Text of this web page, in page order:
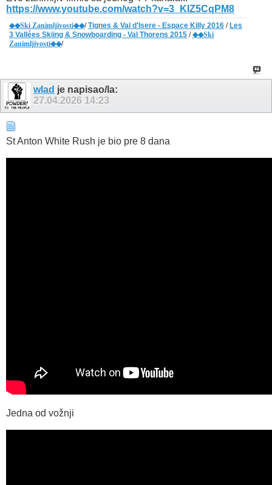
https://www.youtube.com/watch?v=3_KIZ5CqPM8
◆◆Ski Zanimljivosti◆◆/ Tignes & Val d'Isere - Espace Killy 2016 / Les
3 Vallées Skiing & Snowboarding - Val Thorens 2015 /◆◆Ski
Zanimljivosti◆◆/
wlad je napisao/la:
27.04.2026 14:23
St Anton White Rush je bio pre 8 dana
Jedna od vožnji